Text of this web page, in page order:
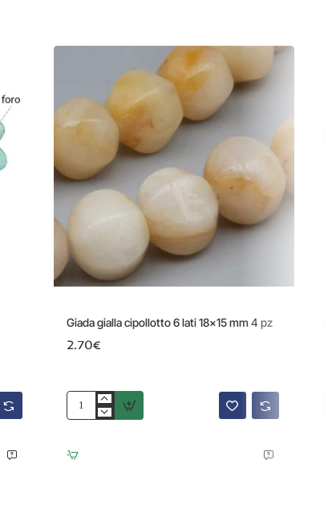
Giada gialla cipollotto 6 lati 18x15 mm 4 pz
2.70€
Giada
gialla
6
lati